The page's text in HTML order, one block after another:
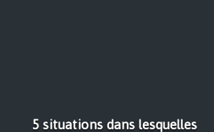
5 situations dans lesquelles